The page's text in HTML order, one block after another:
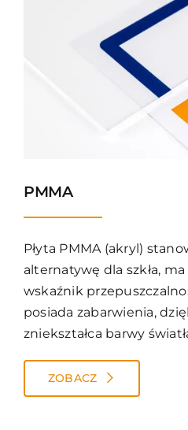
PMMA
Płyta PMMA (akryl)
alternatywę dla szkła,
wskaźnik
posiada zabarwienia,
zniekształca barwy
ZOBACZ